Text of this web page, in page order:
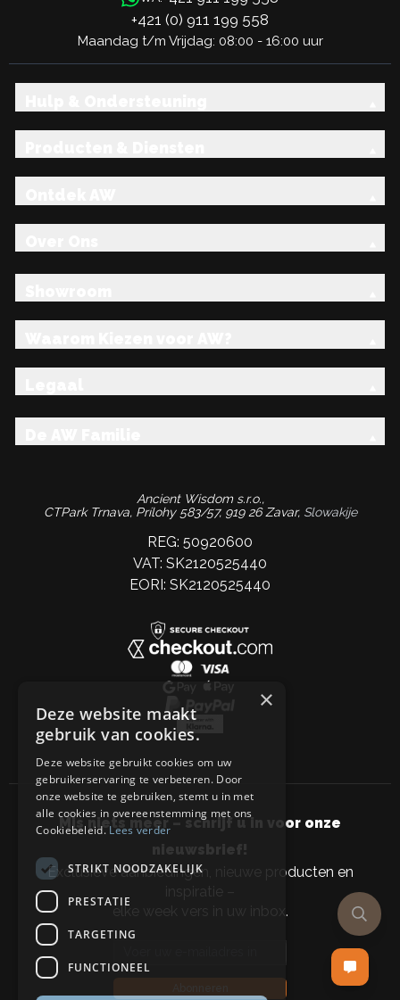
+421 (0) 911 199 558
Maandag t/m Vrijdag: 08:00 - 16:00 uur
Ancient Wisdom s.r.o.,
CTPark Trnava, Prílohy 583/57, 919 26 Zavar, Slowakije
REG: 50920600
VAT: SK2120525440
EORI: SK2120525440
Mis niets meer – schrijf u in voor onze
nieuwsbrief!
Exclusieve aanbiedingen, nieuwe producten en
inspiratie –
elke week vers in uw inbox.
×
Deze website maakt
gebruik van cookies.
Deze website gebruikt cookies om uw
gebruikerservaring te verbeteren. Door
onze website te gebruiken, stemt u in met
alle cookies in overeenstemming met ons
Cookiebeleid.Lees verder
STRIKT NOODZAKELIJK
PRESTATIE
TARGETING
FUNCTIONEEL